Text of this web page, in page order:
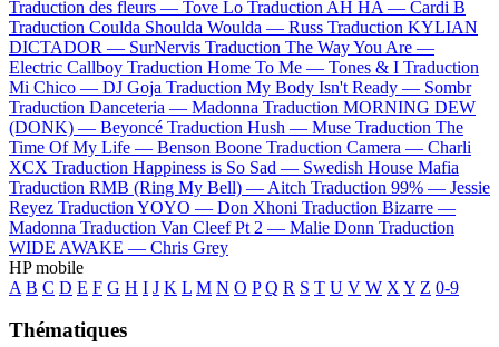
Traduction des fleurs — Tove Lo Traduction AH HA — Cardi B
Traduction Coulda Shoulda Woulda — Russ Traduction KYLIAN
DICTADOR — SurNervis Traduction The Way You Are —
Electric Callboy Traduction Home To Me — Tones & I Traduction
Mi Chico — DJ Goja Traduction My Body Isn't Ready — Sombr
Traduction Danceteria — Madonna Traduction MORNING DEW
(DONK) — Beyoncé Traduction Hush — Muse Traduction The
Time Of My Life — Benson Boone Traduction Camera — Charli
XCX Traduction Happiness is So Sad — Swedish House Mafia
Traduction RMB (Ring My Bell) — Aitch Traduction 99% — Jessie
Reyez Traduction YOYO — Don Xhoni Traduction Bizarre —
Madonna Traduction Van Cleef Pt 2 — Malie Donn Traduction
WIDE AWAKE — Chris Grey
HP mobile
A B C D E F G H I J K L M N O P Q R S T U V W X Y Z 0-9
Thématiques